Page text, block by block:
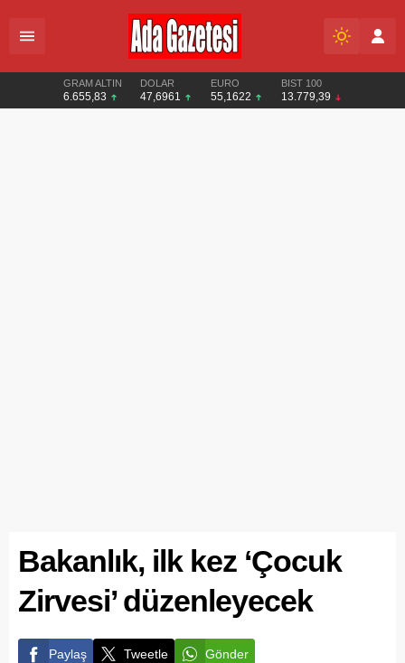
GRAM ALTIN
6.655,83
DOLAR
47,6961
EURO
55,1622
BIST 100
13.779,39
Bakanlık, ilk kez ‘Çocuk
Zirvesi’ düzenleyecek
Paylaş Tweetle Gönder